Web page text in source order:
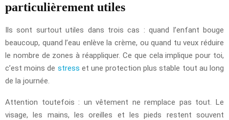
particulièrement utiles
Ils sont surtout utiles dans trois cas : quand l’enfant bouge
beaucoup, quand l’eau enlève la crème, ou quand tu veux réduire
le nombre de zones à réappliquer. Ce que cela implique pour toi,
c’est moins de stress et une protection plus stable tout au long
de la journée.
Attention toutefois : un vêtement ne remplace pas tout. Le
visage, les mains, les oreilles et les pieds restent souvent